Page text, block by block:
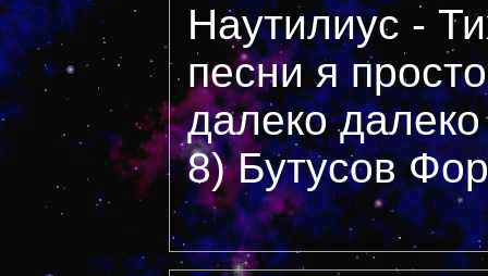
Наутилиус -
песни я
далеко
8) Бутусов